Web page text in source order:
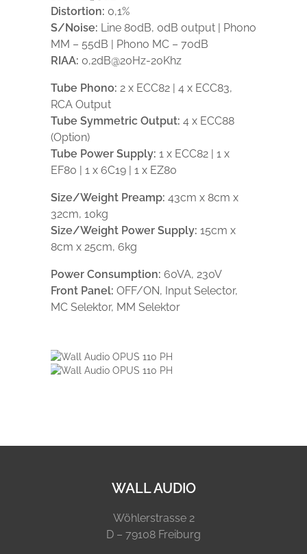
Distortion: 0,1%
S/Noise: Line 80dB, 0dB output | Phono
MM – 55dB | Phono MC – 70dB
RIAA: 0,2dB@20Hz-20Khz
Tube Phono: 2 x ECC82 | 4 x ECC83,
RCA Output
Tube Symmetric Output: 4 x ECC88
(Option)
Tube Power Supply: 1 x ECC82 | 1 x
EF80 | 1 x 6C19 | 1 x EZ80
Size/Weight Preamp: 43cm x 8cm x
32cm, 10kg
Size/Weight Power Supply: 15cm x
8cm x 25cm, 6kg
Power Consumption: 60VA, 230V
Front Panel: OFF/ON, Input Selector,
MC Selektor, MM Selektor
WALL AUDIO
Wöhlerstrasse 2
D – 79108 Freiburg